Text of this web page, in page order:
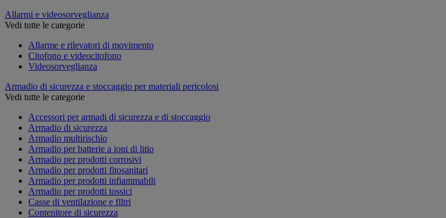
Allarmi e videosorveglianza
Vedi tutte le categorie
Allarme e rilevatori di movimento
Citofono e videocitofono
Videosorveglianza
Armadio di sicurezza e stoccaggio per materiali pericolosi
Vedi tutte le categorie
Accessori per armadi di sicurezza e di stoccaggio
Armadio di sicurezza
Armadio multirischio
Armadio per batterie a ioni di litio
Armadio per prodotti corrosivi
Armadio per prodotti fitosanitari
Armadio per prodotti infiammabili
Armadio per prodotti tossici
Casse di ventilazione e filtri
Contenitore di sicurezza